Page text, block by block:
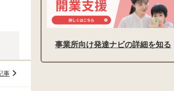
事
事業所向け発達ナビの詳細を知る